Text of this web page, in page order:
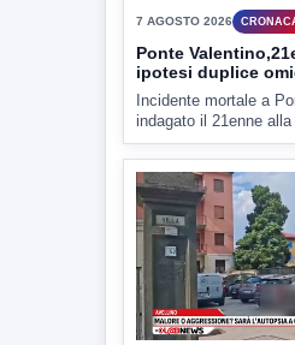
7 AGOSTO 2026
Ponte
ipotesi duplice
Incidente mortale a
indagato il 21enne